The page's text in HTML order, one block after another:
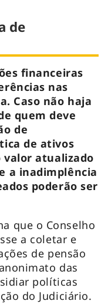
de
financeiras
nas
Caso não haja
quem deve
de
de ativos
atualizado
a inadimplência
poderão ser
que o Conselho
a coletar e
de pensão
das
políticas
do Judiciário.